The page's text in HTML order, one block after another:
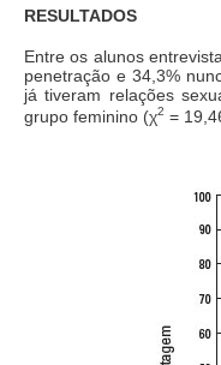
RESULTADOS
Entre os alunos
penetração e 34,3%
já tiveram relações
grupo feminino (χ2 =